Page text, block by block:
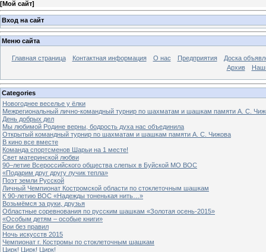
[Мой сайт]
Вход на сайт
Меню сайта
Главная страница Контактная информация О нас Предприятия
Доска
Архив
Categories
Новогоднее веселье у ёлки
Межрегиональный лично-командный турнир по шахматам и шашкам памяти А. С.
День добрых дел
Мы любимой Родине верны, бодрость духа нас объединила
Открытый командный турнир по шахматам и шашкам памяти А. С. Чижова
В кино все вместе
Команда спортсменов Шарьи на 1 месте!
Свет материнской любви
90–летие Всероссийского общества слепых в Буйской МО ВОС
«Подарим друг другу лучик тепла»
Поэт земли Русской
Личный Чемпионат Костромской области по стоклеточным шашкам
К 90-летию ВОС «Надежды тоненькая нить…»
Возьмёмся за руки, друзья
Областные соревнования по русским шашкам «Золотая осень-2015»
«Особым детям – особые книги»
Бои без правил
Ночь искусств 2015
Чемпионат г. Костромы по стоклеточным шашкам
Цирк! Цирк! Цирк!